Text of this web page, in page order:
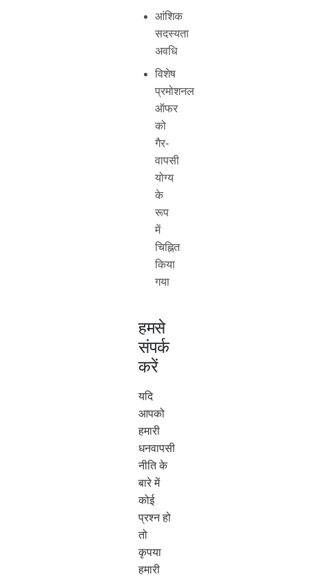
आंशिक
सदस्यता
अवधि
विशेष
प्रमोशनल
ऑफर
को
गैर-
वापसी
योग्य
के
रूप
में
चिह्नित
किया
गया
हमसे
संपर्क
करें
यदि
आपको
हमारी
धनवापसी
नीति के
बारे में
कोई
प्रश्न हो
तो
कृपया
हमारी